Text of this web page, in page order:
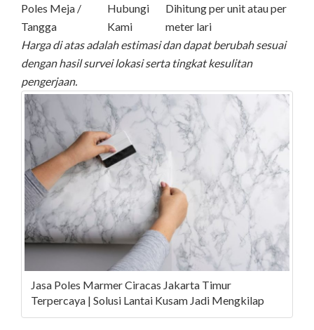
Poles Meja /
Tangga
Hubungi
Kami
Dihitung per unit atau per
meter lari
Harga di atas adalah estimasi dan dapat berubah sesuai
dengan hasil survei lokasi serta tingkat kesulitan
pengerjaan.
Jasa Poles Marmer Ciracas Jakarta Timur
Terpercaya | Solusi Lantai Kusam Jadi Mengkilap